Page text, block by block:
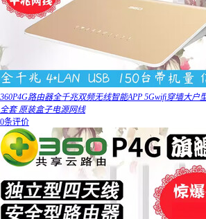
360P4G路由器全千兆双频无线智能APP 5Gwifi穿墙大户
全套 原装盒子电源网线
0条评价